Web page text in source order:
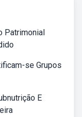
Patrimonial
se Grupos
E